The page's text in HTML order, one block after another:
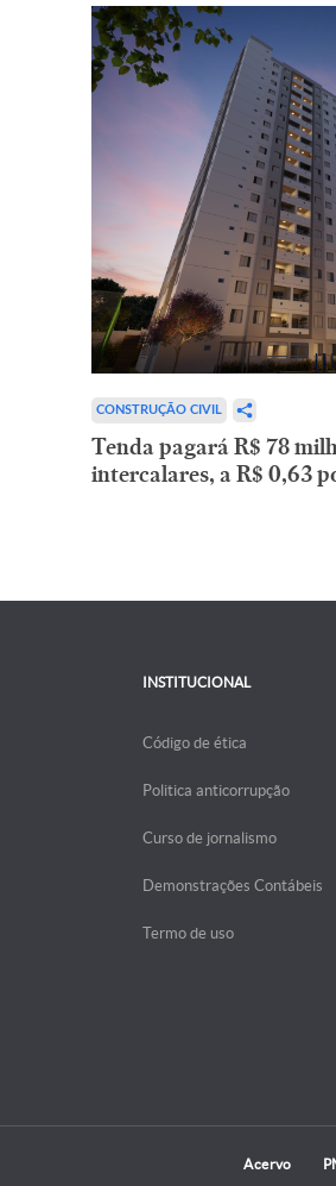
CONSTRUÇÃO CIVIL
Tenda pagará R$ 78
intercalares, a R$ 0,63
INSTITUCIONAL
Código de ética
Politica anticorrupção
Curso de jornalismo
Demonstrações Contábeis
Termo de uso
Acervo